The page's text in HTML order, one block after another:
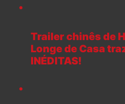
Trailer chinês de
Longe de Casa
INÉDITAS!